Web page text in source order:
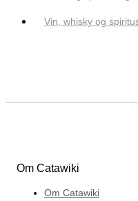
Vin, whisky og
Om Catawiki
Om Catawiki